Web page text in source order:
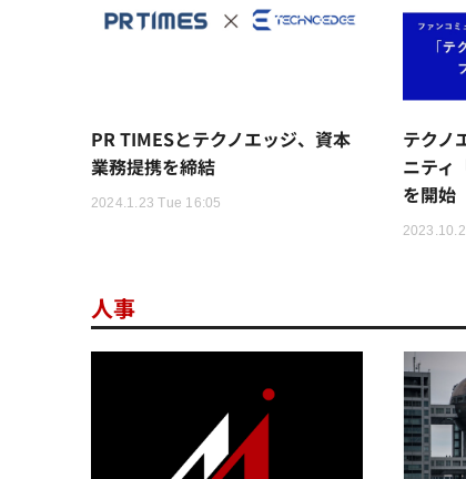
PR TIMESとテクノエッジ、資本
業務提携を締結
2024.1.23 Tue 16:05
テクノ
ニティ
を開始
人事